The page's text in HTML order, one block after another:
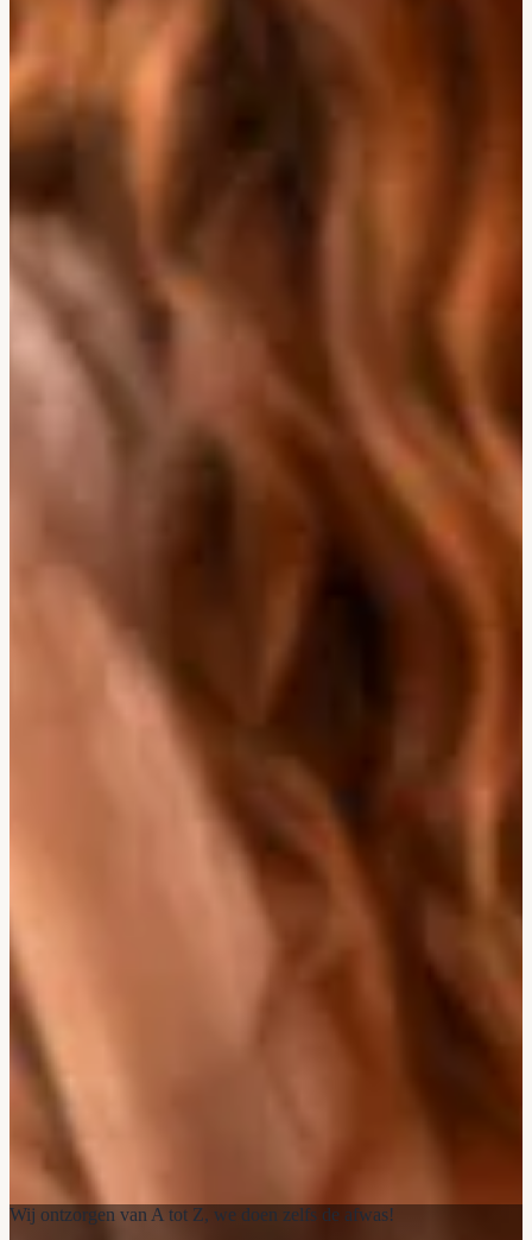
Wij ontzorgen van A tot Z, we doen zelfs de afwas!